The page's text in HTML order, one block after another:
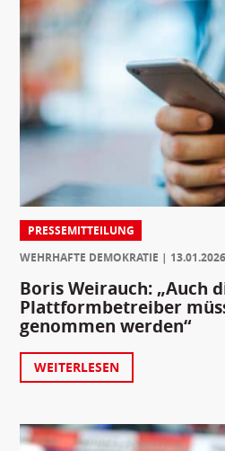
PRESSEMITTEILUNG
WEHRHAFTE DEMOKRATIE
13.01.2026
Boris Weirauch: „Auch
Plattformbetreiber
genommen werden“
WEITERLESEN